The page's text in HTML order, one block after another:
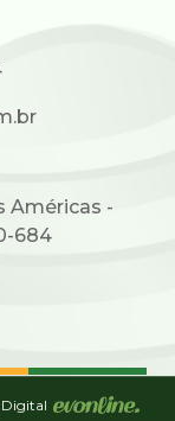
Américas -
684